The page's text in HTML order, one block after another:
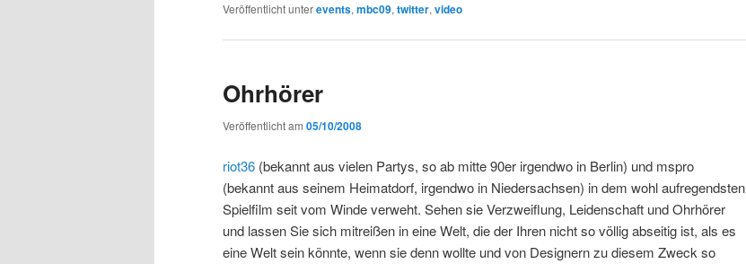
Veröffentlicht unterevents, mbc09, twitter, video
Ohrhörer
Veröffentlicht am 05/10/2008
riot36 (bekannt aus vielen Partys, so ab mitte 90er irgendwo in Berlin) und mspro
(bekannt aus seinem Heimatdorf, irgendwo in Niedersachsen) in dem wohl aufregendsten
Spielfilm seit vom Winde verweht. Sehen sie Verzweiflung, Leidenschaft und Ohrhörer
und lassen Sie sich mitreißen in eine Welt, die der Ihren nicht so völlig abseitig ist, als es
eine Welt sein könnte, wenn sie denn wollte und von Designern zu diesem Zweck so